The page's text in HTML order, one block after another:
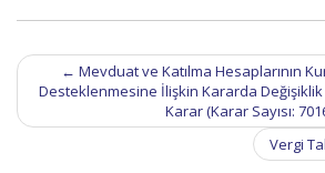
Post
navigation
← Mevduat ve Katılma Hesaplarının
Desteklenmesine İlişkin Kararda Değişiklik
Karar (Karar Sayısı:
Vergi